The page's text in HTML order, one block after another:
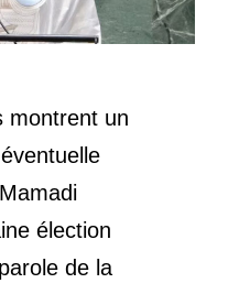
montrent un
élection
de la